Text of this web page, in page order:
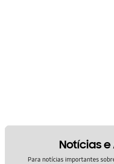
Notícias
Para notícias importantes